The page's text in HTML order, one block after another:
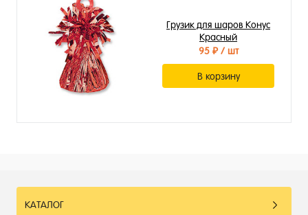
Грузик для шаров Конус
Красный
95 ₽/ шт
В корзину
КАТАЛОГ